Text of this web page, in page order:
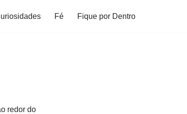
Fé Fique por Dentro
redor do